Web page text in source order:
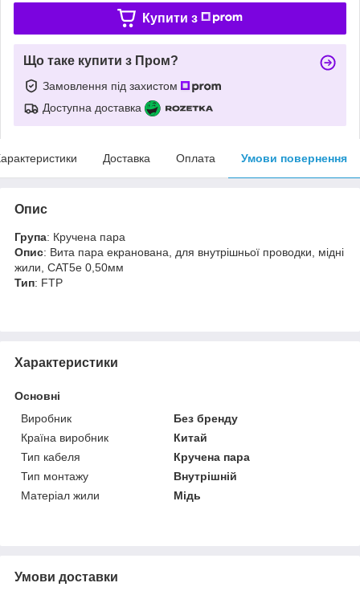
Купити з
Що таке купити з Пром?
Замовлення під захистом
Доступна доставка
Доставка Оплата Умови повернення
Опис
Група: Кручена пара
Опис: Вита пара екранована, для внутрішньої проводки, мідні
жили, CAT5e 0,50мм
Тип: FTP
Характеристики
Основні
Виробник
Без бренду
Країна виробник
Китай
Тип кабеля
Кручена пара
Тип монтажу
Внутрішній
Матеріал жили
Мідь
Умови доставки